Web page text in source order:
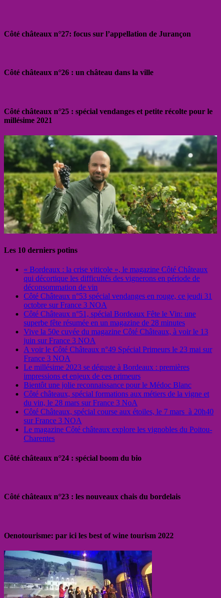
Côté châteaux n°27: focus sur l’appellation de Jurançon
Côté châteaux n°26 : un château dans la ville
Côté châteaux n°25 : spécial vendanges et petite récolte pour le
millésime 2021
Les 10 derniers potins
« Bordeaux : la crise viticole », le magazine Côté Châteaux
qui décortique les difficultés des vignerons en période de
déconsommation de vin
Côté Châteaux n°53 spécial vendanges en rouge, ce jeudi 31
octobre sur France 3 NOA
Côté Châteaux n°51, spécial Bordeaux Fête le Vin: une
superbe fête résumée en un magazine de 28 minutes
Vive la 50e cuvée du magazine Côté Châteaux, à voir le 13
juin sur France 3 NOA
A voir le Côté Châteaux n°49 Spécial Primeurs le 23 mai sur
France 3 NOA
Le millésime 2023 se déguste à Bordeaux : premières
impressions et enjeux de ces primeurs
Bientôt une jolie reconnaissance pour le Médoc Blanc
Côté châteaux, spécial formations aux métiers de la vigne et
du vin, le 28 mars sur France 3 NoA
Côté Châteaux, spécial course aux étoiles, le 7 mars à 20h40
sur France 3 NOA
Le magazine Côté châteaux explore les vignobles du Poitou-
Charentes
Côté châteaux n°24 : spécial boom du bio
Côté châteaux n°23 : les nouveaux chais du bordelais
Oenotourisme: par ici les best of wine tourism 2022